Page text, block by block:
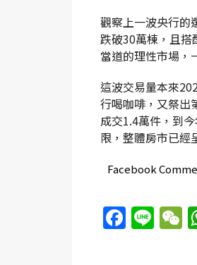
觀察上一波央行的
跌破30萬棟，且
當道的理性市場，
這波交易量本來
行喝咖啡，又祭出
成交1.4萬件，到
限，整體房市已經
Facebook